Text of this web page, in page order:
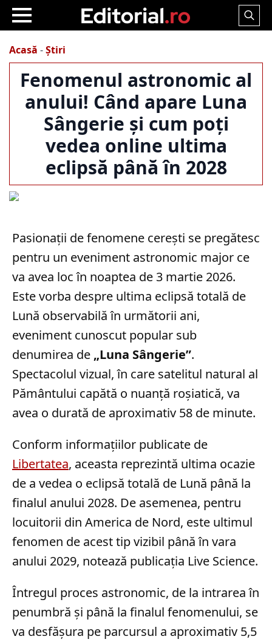
Search
Acasă -Știri
Fenomenul astronomic al
anului! Când apare Luna
Sângerie și cum poți
vedea online ultima
eclipsă până în 2028
Pasionații de fenomene cerești se pregătesc
pentru un eveniment astronomic major ce
va avea loc în noaptea de 3 martie 2026.
Este vorba despre ultima eclipsă totală de
Lună observabilă în următorii ani,
eveniment cunoscut popular sub
denumirea de „Luna Sângerie”.
Spectacolul vizual, în care satelitul natural al
Pământului capătă o nuanță roșiatică, va
avea o durată de aproximativ 58 de minute.
Conform informațiilor publicate de
Libertatea, aceasta reprezintă ultima ocazie
de a vedea o eclipsă totală de Lună până la
finalul anului 2028. De asemenea, pentru
locuitorii din America de Nord, este ultimul
fenomen de acest tip vizibil până în vara
anului 2029, notează publicația Live Science.
Întregul proces astronomic, de la intrarea în
penumbră și până la finalul fenomenului, se
va desfășura pe parcursul a aproximativ 5,5